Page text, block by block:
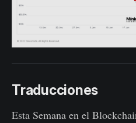
Traducciones
Esta Semana en el